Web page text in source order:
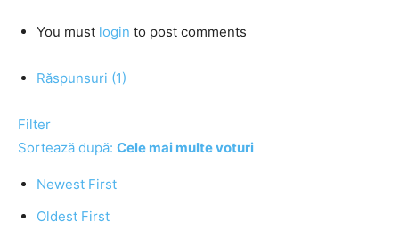
You must login to post comments
Răspunsuri (1)
Filter
Sortează după: Cele mai multe voturi
Newest First
Oldest First